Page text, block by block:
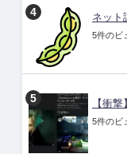
ネット
5件のビ
【衝
5件のビ